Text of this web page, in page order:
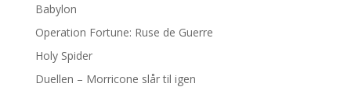
Babylon
Operation Fortune: Ruse de Guerre
Holy Spider
Duellen – Morricone slår til igen